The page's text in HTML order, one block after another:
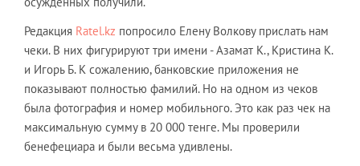
Редакция Ratel.kz попросило Елену Волкову прислать нам
чеки. В них фигурируют три имени - Азамат К., Кристина К.
и Игорь Б. К сожалению, банковские приложения не
показывают полностью фамилий. Но на одном из чеков
была фотография и номер мобильного. Это как раз чек на
максимальную сумму в 20 000 тенге. Мы проверили
бенефециара и были весьма удивлены.